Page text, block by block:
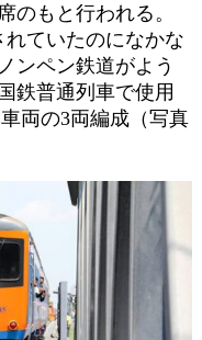
のもと行われる。
ていたのになかな
ンペン鉄道がよう
鉄普通列車で使用
両の3両編成（写真